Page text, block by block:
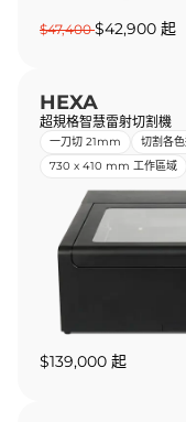
$47,400$42,900 起
HEXA
超規格智慧雷射切割機
一刀切 21mm 切割各
730 x 410 mm 工作區域
$139,000 起